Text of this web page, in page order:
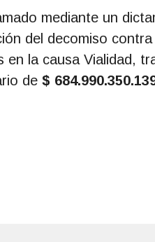
mediante un
del decomiso
la causa Vialidad,
de $